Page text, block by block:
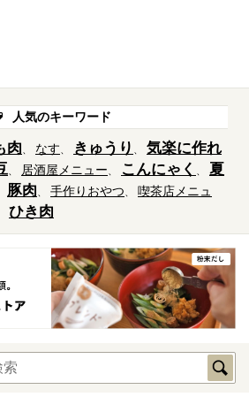
人気のキーワード
肉 なす きゅうり
気楽に作れ
居酒屋メニュー こんにゃく
夏
豚肉 手作りおやつ
喫茶店メニュ
ひき肉